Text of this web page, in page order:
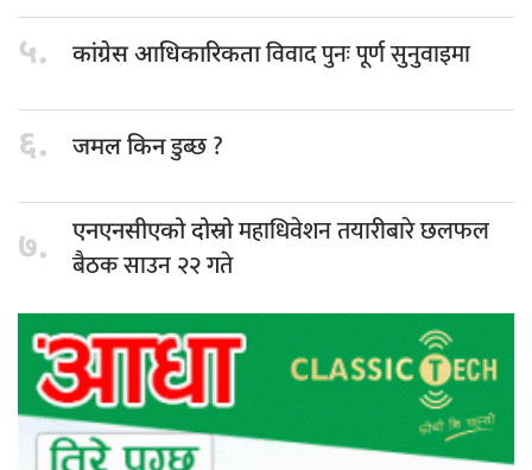
५. कांग्रेस आधिकारिकताविवाद पुनः पूर्ण सुनुवाइमा
६. जमल किनडुब्छ ?
७. एनएनसीएको दोस्रोमहाधिवेशन तयारीबारे छलफल
बैठक साउन २२ गते